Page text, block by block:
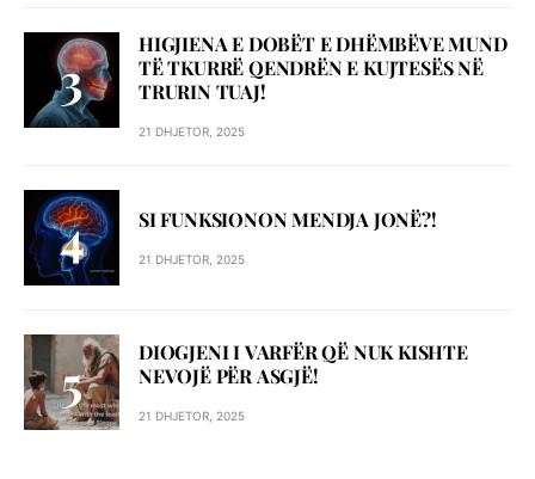
HIGJIENA E DOBËT E DHËMBËVE MUND
TË TKURRË QENDRËN E KUJTESËS NË
TRURIN TUAJ!
21 DHJETOR, 2025
SI FUNKSIONON MENDJA JONË?!
21 DHJETOR, 2025
DIOGJENI I VARFËR QË NUK KISHTE
NEVOJË PËR ASGJË!
21 DHJETOR, 2025